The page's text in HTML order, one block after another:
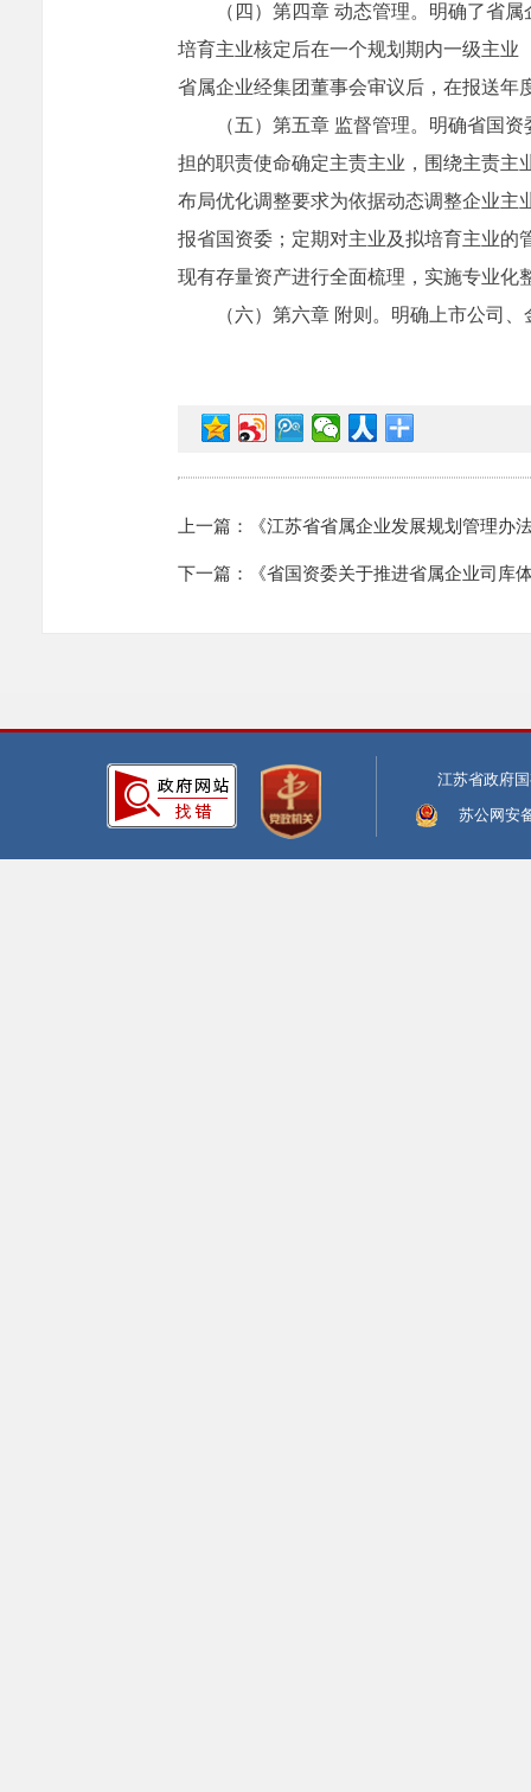
（四）第四章 动态管理。明确了省
培育主业核定后在一个规划期内一级主业
省属企业经集团董事会审议后，在报送年
（五）第五章 监督管理。明确省国
担的职责使命确定主责主业，围绕主责主
布局优化调整要求为依据动态调整企业主
报省国资委；定期对主业及拟培育主业的
现有存量资产进行全面梳理，实施专业化
（六）第六章 附则。明确上市公司
上一篇：《江苏省省属企业发展规划管理办
下一篇：《省国资委关于推进省属企业司库
江苏省政府
苏公网安